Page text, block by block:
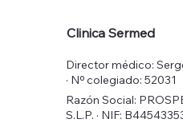
Clinica Sermed
Director médico:
· Nº colegiado: 52031
Razón Social:
S.L.P. · NIF: